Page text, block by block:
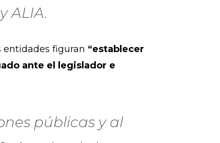
ALIA.
entidades figuran “establecer
ante el legislador e
públicas y al